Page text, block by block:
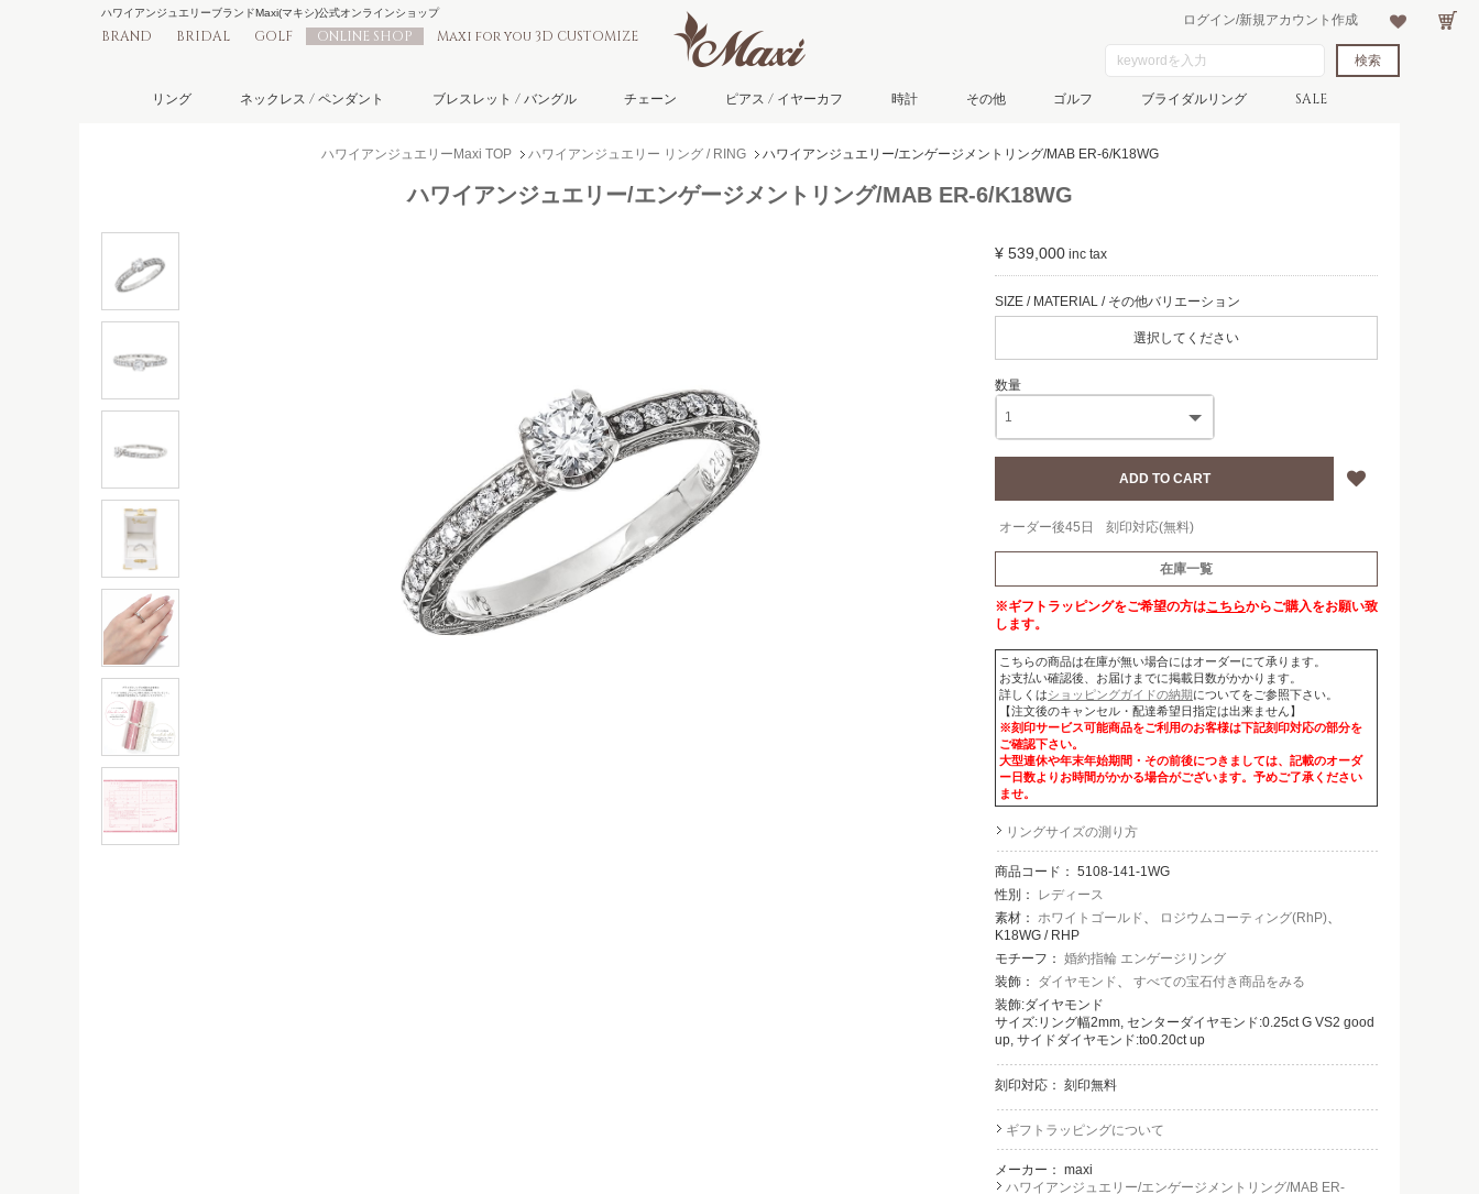
BRAND BRIDAL GOLF ONLINE SHOP Maxi for you 3D CUSTOMIZE
ハワイアンジュエリーブランドMaxi(マキシ)公式オンラインショップ
リング ネックレス / ペンダント ブレスレット / バングル チェーン ピアス / イヤーカフ 時計 その他 ゴルフ ブライダルリング SALE
ハワイアンジュエリーMaxi TOP ハワイアンジュエリー リング / RING ハワイアンジュエリー/エンゲージメントリング/MAB ER-6/K18WG
ハワイアンジュエリー/エンゲージメントリング/MAB ER-6/K18WG
¥ 539,000
選択してください
オーダー後45日 刻印対応(無料)
在庫一覧
※ギフトラッピングをご希望の方はこちらからご購入をお願い致
します。
こちらの商品は在庫が無い場合にはオーダーにて承ります。
お支払い確認後、お届けまでに掲載日数がかかります。
詳しくはショッピングガイドの納期についてをご参照下さい。
【注文後のキャンセル・配達希望日指定は出来ません】
※刻印サービス可能商品をご利用のお客様は下記刻印対応の部分を
ご確認下さい。
大型連休や年末年始期間・その前後につきましては、記載のオーダ
ー日数よりお時間がかかる場合がございます。予めご了承ください
ませ。
リングサイズの測り方
商品コード： 5108-141-1WG
性別：
レディース
素材： ホワイトゴールド、 ロジウムコーティング(RhP)、
K18WG / RHP
モチーフ： 婚約指輪 エンゲージリング
装飾： ダイヤモンド、 すべての宝石付き商品をみる
装飾:ダイヤモンド
サイズ:リング幅2mm, センターダイヤモンド:0.25ct G VS2 good
up, サイドダイヤモンド:to0.20ct up
刻印対応： 刻印無料
ギフトラッピングについて
メーカー： maxi
ハワイアンジュエリー/エンゲージメントリング/MAB ER-
ログイン/新規アカウント作成